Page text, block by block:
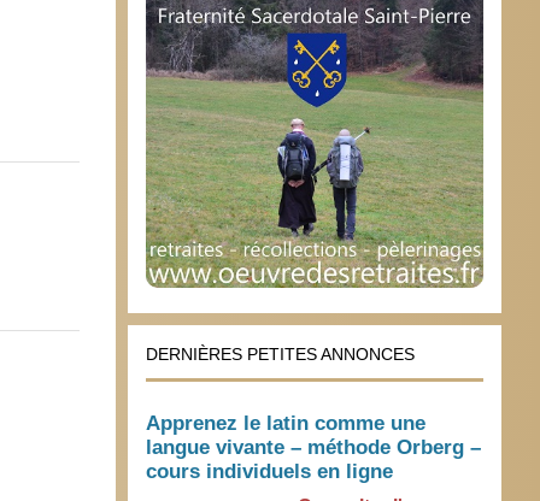
DERNIÈRES PETITES ANNONCES
Apprenez le latin comme une
langue vivante – méthode Orberg –
cours individuels en ligne